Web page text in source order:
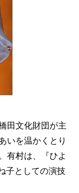
田文化財団が主
いを温かくとり
有村は、『ひよ
子としての演技